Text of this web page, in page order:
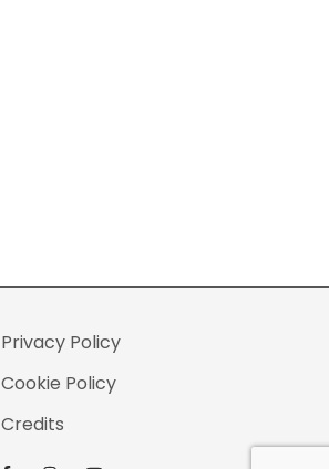
Privacy Policy
Cookie Policy
Credits